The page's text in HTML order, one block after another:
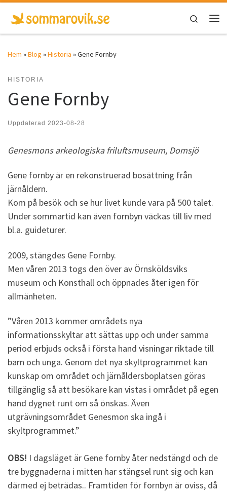
Hoppa till innehåll
Search
Hem »Blog »Historia »Gene Fornby
HISTORIA
Gene Fornby
Uppdaterad 2023-08-28
Genesmons arkeologiska friluftsmuseum, Domsjö
Gene fornby är en rekonstruerad bosättning från
järnåldern.
Kom på besök och se hur livet kunde vara på 500 talet.
Under sommartid kan även fornbyn väckas till liv med
bl.a. guideturer.
2009, stängdes Gene Fornby.
Men våren 2013 togs den över av Örnsköldsviks
museum och Konsthall och öppnades åter igen för
allmänheten.
”Våren 2013 kommer områdets nya
informationsskyltar att sättas upp och under samma
period erbjuds också i första hand visningar riktade till
barn och unga. Genom det nya skyltprogrammet kan
kunskap om området och järnåldersboplatsen göras
tillgänglig så att besökare kan vistas i området på egen
hand dygnet runt om så önskas. Även
utgrävningsområdet Genesmon ska ingå i
skyltprogrammet.”
OBS! I dagsläget är Gene fornby åter nedstängd och de
tre byggnaderna i mitten har stängsel runt sig och kan
därmed ej beträdas.. Framtiden för fornbyn är oviss, då